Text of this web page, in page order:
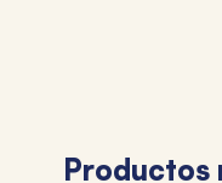
Productos